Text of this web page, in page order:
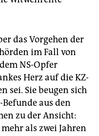
das Vorgehen der
im Fall von
NS-Opfer
Herz auf die KZ-
sei. Sie beugen sich
aus den
zu der Ansicht:
als zwei Jahren